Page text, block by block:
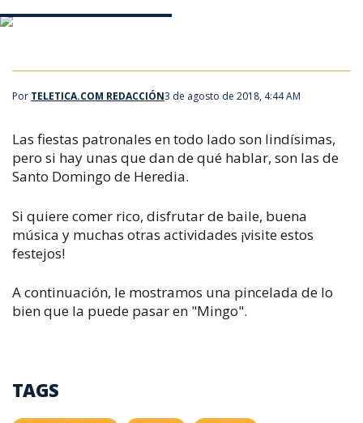
Por TELETICA.COM REDACCIÓN3 de agosto de 2018, 4:44 AM
Las fiestas patronales en todo lado son lindísimas,
pero si hay unas que dan de qué hablar, son las de
Santo Domingo de Heredia.
Si quiere comer rico, disfrutar de baile, buena
música y muchas otras actividades ¡visite estos
festejos!
A continuación, le mostramos una pincelada de lo
bien que la puede pasar en "Mingo".
TAGS